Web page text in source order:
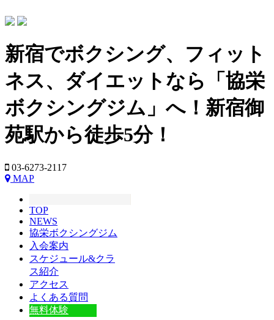
新宿でボクシング、フィット
ネス、ダイエットなら「協栄
ボクシングジム」へ！新宿御
苑駅から徒歩5分！
03-6273-2117
MAP
TOP
NEWS
協栄ボクシングジム
入会案内
スケジュール&クラ
ス紹介
アクセス
よくある質問
無料体験